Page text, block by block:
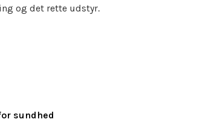
og det rette udstyr.
sundhed